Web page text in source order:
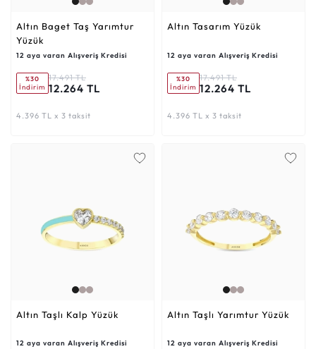
Altın Baget Taş Yarımtur
Yüzük
12 aya varan Alışveriş Kredisi
%30
İndirim
17.491 TL
12.264 TL
4.396 TL x 3 taksit
Altın Tasarım Yüzük
12 aya varan Alışveriş Kredisi
%30
İndirim
17.491 TL
12.264 TL
4.396 TL x 3 taksit
Altın Taşlı Kalp Yüzük
12 aya varan Alışveriş Kredisi
Altın Taşlı Yarımtur Yüzük
12 aya varan Alışveriş Kredisi